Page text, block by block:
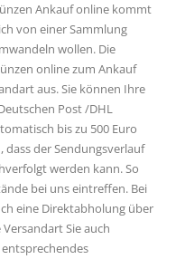
Ankauf online kommt
von einer Sammlung
wollen. Die
online zum Ankauf
aus. Sie können Ihre
Post /DHL
bis zu 500 Euro
der Sendungsverlauf
werden kann. So
bei uns eintreffen. Bei
eine Direktabholung über
Sie auch